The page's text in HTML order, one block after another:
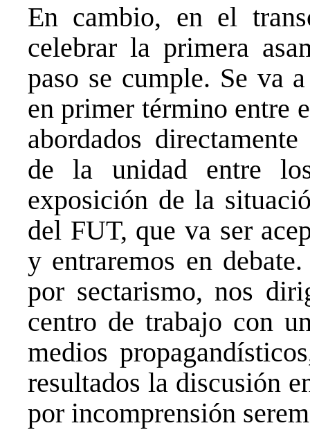
En cambio, en el
celebrar la primera
paso se cumple. Se va
en primer término entre
abordados
de la unidad entre
exposición de la
del FUT, que va ser
y entraremos en
por sectarismo, nos
centro de trabajo con
medios
resultados la discusión
por incomprensión